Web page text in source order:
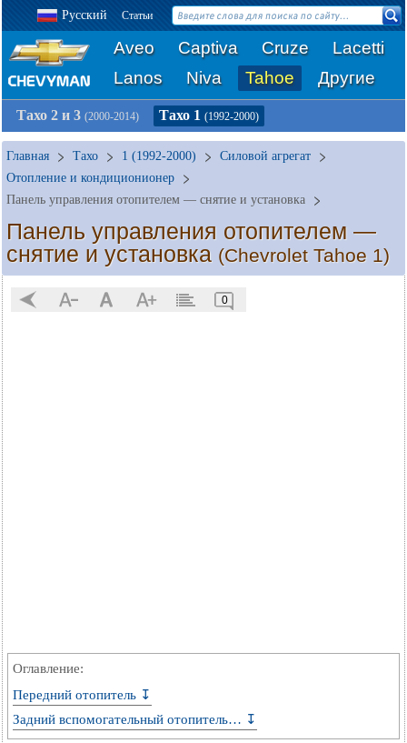
Русский Статьи
Aveo Captiva Cruze
Lacetti
Lanos
Niva Tahoe Другие
Тахо 2 и 3 (2000-2014) Тахо 1 (1992-2000)
Главная Тахо 1 (1992-2000)
Силовой агрегат
Отопление и кондиционионер
Панель управления отопителем — снятие и установка
Панель управления отопителем —
снятие и установка (Chevrolet Tahoe 1)
0
Оглавление:
Передний отопитель ↧
Задний вспомогательный отопитель… ↧